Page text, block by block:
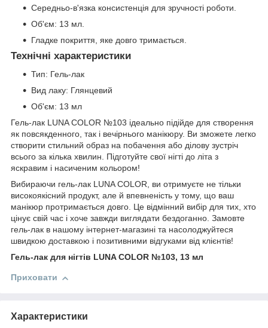
Середньо-в'язка консистенція для зручності роботи.
Об'єм: 13 мл.
Гладке покриття, яке довго тримається.
Технічні характеристики
Тип: Гель-лак
Вид лаку: Глянцевий
Об'єм: 13 мл
Гель-лак LUNA COLOR №103 ідеально підійде для створення
як повсякденного, так і вечірнього манікюру. Ви зможете легко
створити стильний образ на побачення або ділову зустріч
всього за кілька хвилин. Підготуйте свої нігті до літа з
яскравим і насиченим кольором!
Вибираючи гель-лак LUNA COLOR, ви отримуєте не тільки
високоякісний продукт, але й впевненість у тому, що ваш
манікюр протримається довго. Це відмінний вибір для тих, хто
цінує свій час і хоче завжди виглядати бездоганно. Замовте
гель-лак в нашому інтернет-магазині та насолоджуйтеся
швидкою доставкою і позитивними відгуками від клієнтів!
Гель-лак для нігтів LUNA COLOR №103, 13 мл
Приховати
Характеристики